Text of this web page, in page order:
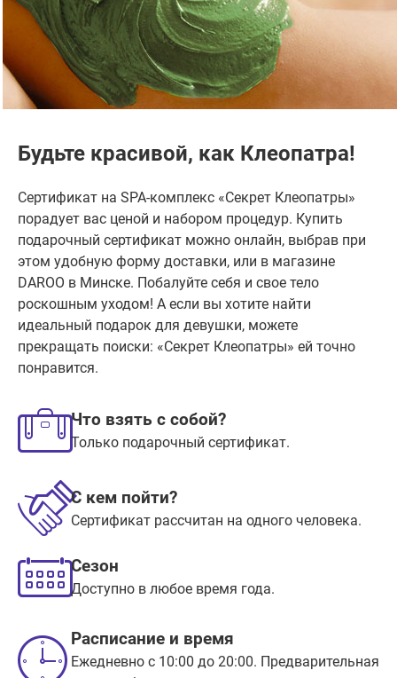
Будьте красивой, как Клеопатра!
Сертификат на SPA-комплекс «Секрет Клеопатры»
порадует вас ценой и набором процедур. Купить
подарочный сертификат можно онлайн, выбрав при
этом удобную форму доставки, или в магазине
DAROO в Минске. Побалуйте себя и свое тело
роскошным уходом! А если вы хотите найти
идеальный подарок для девушки, можете
прекращать поиски: «Секрет Клеопатры» ей точно
понравится.
Что взять с собой?
Только подарочный сертификат.
С кем пойти?
Сертификат рассчитан на одного человека.
Сезон
Доступно в любое время года.
Расписание и время
Ежедневно с 10:00 до 20:00. Предварительная